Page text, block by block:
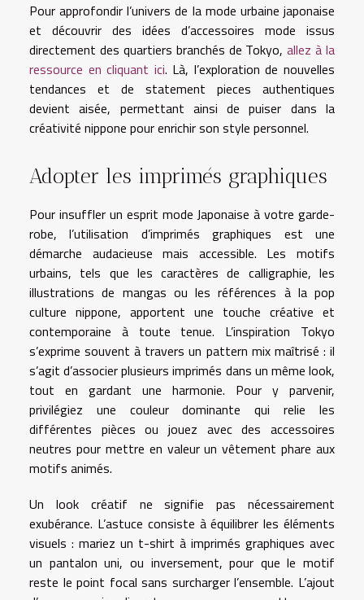
Pour approfondir l’univers de la mode urbaine japonaise
et découvrir des idées d’accessoires mode issus
directement des quartiers branchés de Tokyo,allez à la
ressource en cliquant ici. Là, l’exploration de nouvelles
tendances et de statement pieces authentiques
devient aisée, permettant ainsi de puiser dans la
créativité nippone pour enrichir son style personnel.
Adopter les imprimés graphiques
Pour insuffler un esprit mode Japonaise à votre garde-
robe, l’utilisation d’imprimés graphiques est une
démarche audacieuse mais accessible. Les motifs
urbains, tels que les caractères de calligraphie, les
illustrations de mangas ou les références à la pop
culture nippone, apportent une touche créative et
contemporaine à toute tenue. L’inspiration Tokyo
s’exprime souvent à travers un pattern mix maîtrisé : il
s’agit d’associer plusieurs imprimés dans un même look,
tout en gardant une harmonie. Pour y parvenir,
privilégiez une couleur dominante qui relie les
différentes pièces ou jouez avec des accessoires
neutres pour mettre en valeur un vêtement phare aux
motifs animés.
Un look créatif ne signifie pas nécessairement
exubérance. L’astuce consiste à équilibrer les éléments
visuels : mariez un t-shirt à imprimés graphiques avec
un pantalon uni, ou inversement, pour que le motif
reste le point focal sans surcharger l’ensemble. L’ajout